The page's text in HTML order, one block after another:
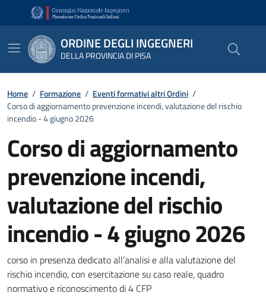
Vai ai contenuti
Vai al footer
ORDINE DEGLI INGEGNERI
DELLA PROVINCIA DI PISA
Home / Formazione / Eventi formativi altri Ordini /
Corso di aggiornamento prevenzione incendi, valutazione del rischio
incendio - 4 giugno 2026
Corso di aggiornamento
prevenzione incendi,
valutazione del rischio
incendio - 4 giugno 2026
Dettagli
corso in presenza dedicato all’analisi e alla valutazione del
rischio incendio, con esercitazione su caso reale, quadro
normativo e riconoscimento di 4 CFP